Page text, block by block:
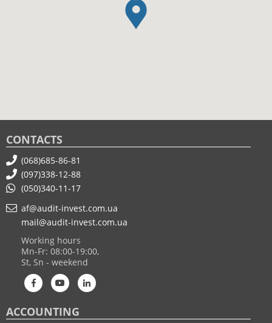
CONTACTS
(068)685-86-81
(097)338-12-88
(050)340-11-17
af@audit-invest.com.ua
mail@audit-invest.com.ua
Working hours
Mn-Fr: 08:00-19:00,
St, Sn - weekend
ACCOUNTING